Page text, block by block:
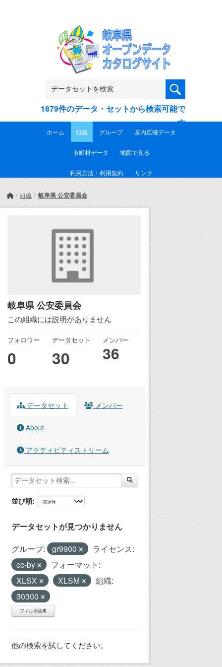
1879件のデータ・セットから検索可能で
す
ホーム 組織 グループ 県内広域データ
市町村データ 地図で見る
利用方法・利用規約 リンク
組織 岐阜県 公安委員会
岐阜県 公安委員会
この組織には説明がありません
フォロワー
0
データセット
30
メンバー
36
データセット メンバー
About
アクティビティストリーム
並び順
データセットが見つかりません
グループ: gr9900
ライセンス:
cc-by
フォーマット:
XLSX
XLSM
組織:
30300
フィルタ結果
他の検索を試してください。